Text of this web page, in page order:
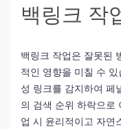
백링크 작
백링크 작업은 잘못된
적인 영향을 미칠 수
성 링크를 감지하여 페
의 검색 순위 하락으로
업 시 윤리적이고 자연